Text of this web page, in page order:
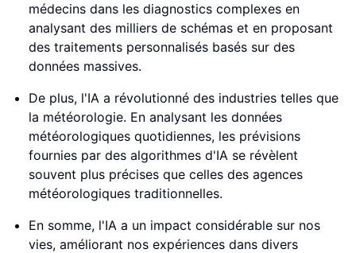
médecins dans les diagnostics complexes en
analysant des milliers de schémas et en proposant
des traitements personnalisés basés sur des
données massives.
De plus, l'IA a révolutionné des industries telles que
la météorologie. En analysant les données
météorologiques quotidiennes, les prévisions
fournies par des algorithmes d'IA se révèlent
souvent plus précises que celles des agences
météorologiques traditionnelles.
En somme, l'IA a un impact considérable sur nos
vies, améliorant nos expériences dans divers